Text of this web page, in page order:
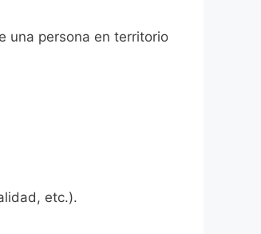
una persona en territorio
etc.).